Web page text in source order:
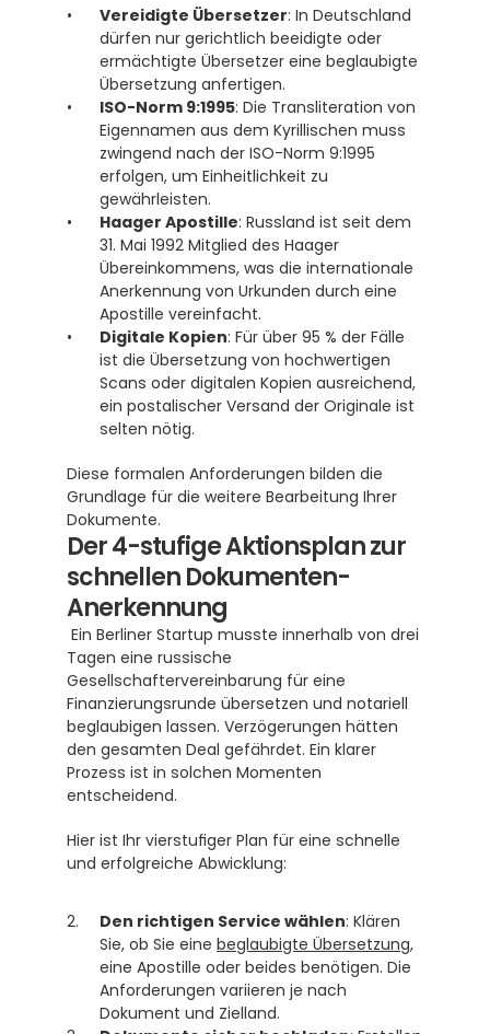
Vereidigte Übersetzer: In Deutschland
dürfen nur gerichtlich beeidigte oder
ermächtigte Übersetzer eine beglaubigte
Übersetzung anfertigen.
ISO-Norm 9:1995: Die Transliteration von
Eigennamen aus dem Kyrillischen muss
zwingend nach der ISO-Norm 9:1995
erfolgen, um Einheitlichkeit zu
gewährleisten.
Haager Apostille: Russland ist seit dem
31. Mai 1992 Mitglied des Haager
Übereinkommens, was die internationale
Anerkennung von Urkunden durch eine
Apostille vereinfacht.
Digitale Kopien: Für über 95 % der Fälle
ist die Übersetzung von hochwertigen
Scans oder digitalen Kopien ausreichend,
ein postalischer Versand der Originale ist
selten nötig.
Diese formalen Anforderungen bilden die
Grundlage für die weitere Bearbeitung Ihrer
Dokumente.
Der 4-stufige Aktionsplan zur
schnellen Dokumenten-
Anerkennung
Tagen eine russische
Gesellschaftervereinbarung für eine
Finanzierungsrunde übersetzen und notariell
beglaubigen lassen. Verzögerungen hätten
den gesamten Deal gefährdet. Ein klarer
Prozess ist in solchen Momenten
entscheidend.
Hier ist Ihr vierstufiger Plan für eine schnelle
und erfolgreiche Abwicklung:
Den richtigen Service wählen: Klären
Sie, ob Sie eine beglaubigte Übersetzung,
eine Apostille oder beides benötigen. Die
Anforderungen variieren je nach
Dokument und Zielland.